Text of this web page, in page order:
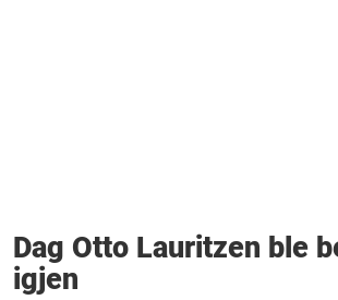
Dag Otto Lauritzen ble
igjen